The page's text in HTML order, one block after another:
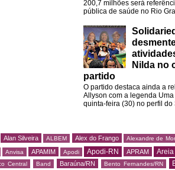
200,7 milhões será
pública de saúde no Rio
Nilda no
partido
O partido destaca ainda a
Allyson com a legenda
quinta-feira (30) no perfil
Alan Silveira ALBEM Alex do Frango Alexandre de
Anvisa APAMIM Apodi Apodi-RN APRAM Areia
Central Band Baraúna/RN Bento Fernandes/RN